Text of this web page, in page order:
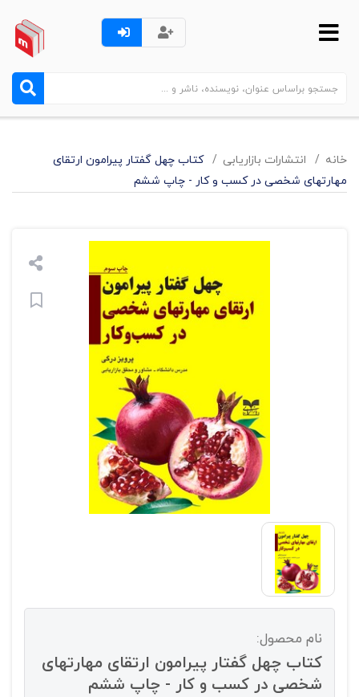
خانه انتشارات بازاریابی
کتاب چهل گفتار پیرامون ارتقای
مهارتهای شخصی در کسب و کار - چاپ ششم
نام محصول:
کتاب چهل گفتار پیرامون ارتقای مهارتهای
شخصی در کسب و کار - چاپ ششم